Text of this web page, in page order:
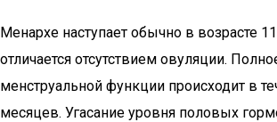
Менархе наступает обычно в возрасте
отличается отсутствием овуляции.
менструальной функции происходит в
месяцев. Угасание уровня половых